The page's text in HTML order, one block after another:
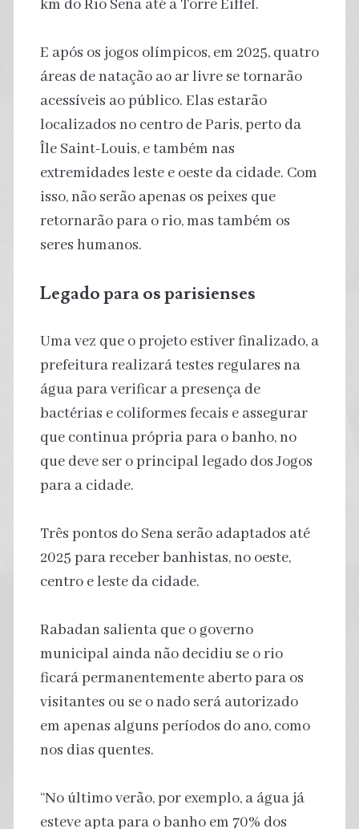
km do Rio Sena até a Torre Eiffel.
E após os jogos olímpicos, em 2025, quatro
áreas de natação ao ar livre se tornarão
acessíveis ao público. Elas estarão
localizados no centro de Paris, perto da
Île Saint-Louis, e também nas
extremidades leste e oeste da cidade. Com
isso, não serão apenas os peixes que
retornarão para o rio, mas também os
seres humanos.
Legado para os parisienses
Uma vez que o projeto estiver finalizado, a
prefeitura realizará testes regulares na
água para verificar a presença de
bactérias e coliformes fecais e assegurar
que continua própria para o banho, no
que deve ser o principal legado dos Jogos
para a cidade.
Três pontos do Sena serão adaptados até
2025 para receber banhistas, no oeste,
centro e leste da cidade.
Rabadan salienta que o governo
municipal ainda não decidiu se o rio
ficará permanentemente aberto para os
visitantes ou se o nado será autorizado
em apenas alguns períodos do ano, como
nos dias quentes.
“No último verão, por exemplo, a água já
esteve apta para o banho em 70% dos